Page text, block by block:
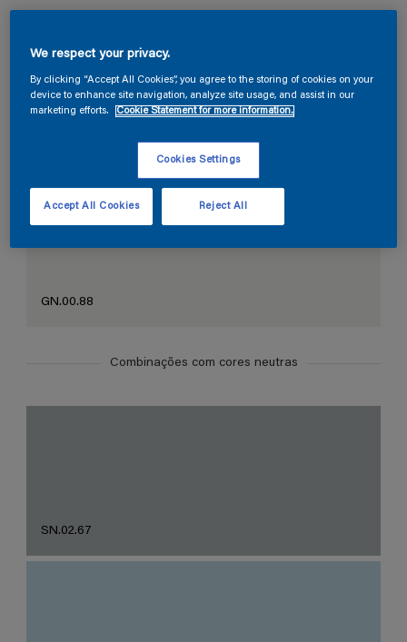
Seção de cores
GN.00.88
Combinações com cores neutras
SN.02.67
We respect your privacy.
By clicking “Accept All Cookies”, you agree to the storing of cookies on your
device to enhance site navigation, analyze site usage, and assist in our
marketing efforts.
Cookie Statement for more information.
Cookies Settings
Reject All
Accept All Cookies